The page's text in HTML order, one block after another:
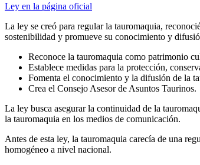
Ley en la página oficial
La ley se creó para regular la tauromaquia,
sostenibilidad y promueve su conocimiento y
Reconoce la tauromaquia como patrimonio
Establece medidas para la protección,
Fomenta el conocimiento y la difusión de la
Crea el Consejo Asesor de Asuntos Taurinos.
La ley busca asegurar la continuidad de la
la tauromaquia en los medios de comunicación.
Antes de esta ley, la tauromaquia carecía de una
homogéneo a nivel nacional.